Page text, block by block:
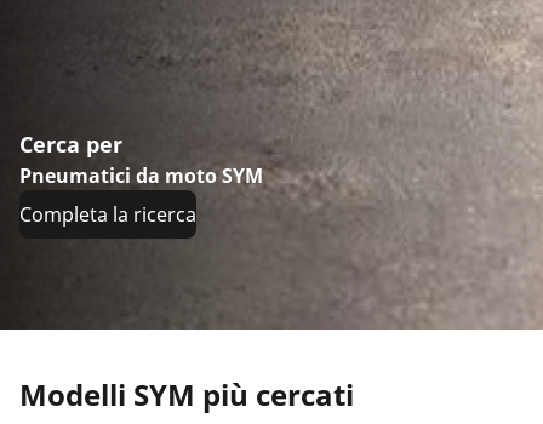
Cerca per
Pneumatici da moto SYM
Completa la ricerca
Modelli SYM più cercati